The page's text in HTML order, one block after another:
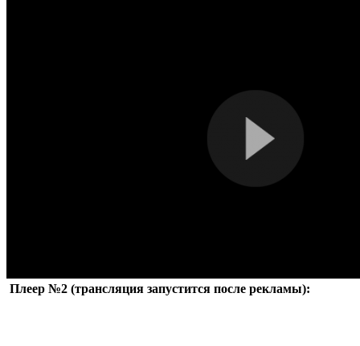
Плеер №2 (трансляция запустится после рекламы):